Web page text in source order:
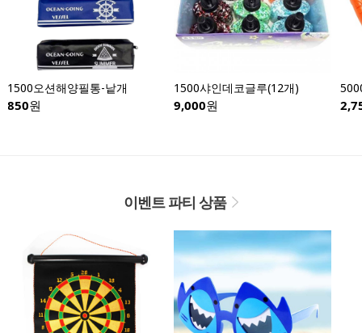
1500오션해양필통-낱개
850원
1500샤인데코글루(12개)
9,000원
이벤트 파티 상품